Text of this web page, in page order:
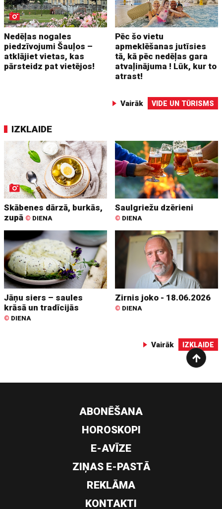
Nedēļas nogales
piedzīvojumi Šauļos –
atklājiet vietas, kas
pārsteidz pat vietējos!
Pēc šo vietu
apmeklēšanas jutīsies
tā, kā pēc nedēļas gara
atvaļinājuma ! Lūk, kur to
atrast!
Vairāk VIDE UN TŪRISMS
IZKLAIDE
Skābenes dārzā, burkās,
zupā © DIENA
Saulgriežu dzērieni
© DIENA
Jāņu siers – saules
krāsā un tradīcijās
© DIENA
Zirnis joko - 18.06.2026
© DIENA
Vairāk IZKLAIDE
ABONĒŠANA
HOROSKOPI
E-AVĪZE
ZIŅAS E-PASTĀ
REKLĀMA
KONTAKTI